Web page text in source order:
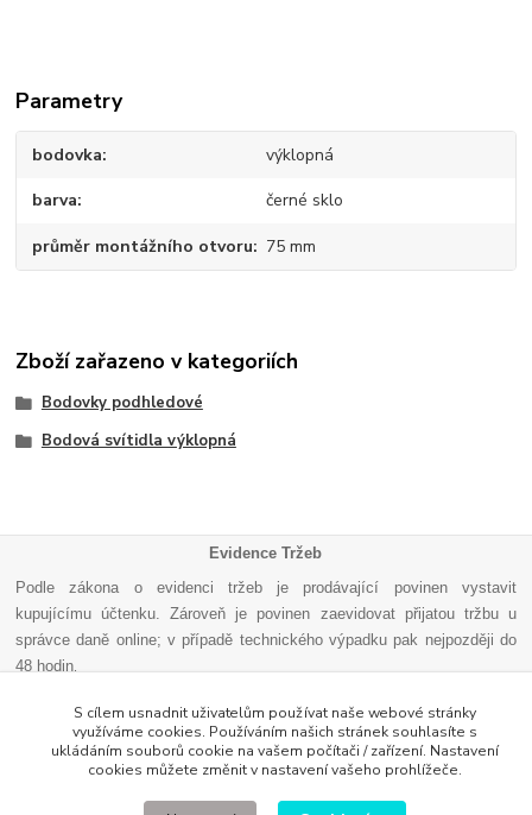
Parametry
bodovka výklopná
barva černé sklo
průměr montážního otvoru 75 mm
Zboží zařazeno v kategoriích
Bodovky podhledové
Bodová svítidla výklopná
Evidence Tržeb
Podle zákona o evidenci tržeb je prodávající povinen vystavit
kupujícímu účtenku. Zároveň je povinen zaevidovat přijatou tržbu u
správce daně online; v případě technického výpadku pak nejpozději do
48 hodin
S cílem usnadnit uživatelům používat naše webové stránky
využíváme cookies. Používáním našich stránek souhlasíte s
ukládáním souborů cookie na vašem počítači / zařízení. Nastavení
cookies můžete změnit v nastavení vašeho prohlížeče.